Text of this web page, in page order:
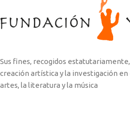
Sus fines, recogidos
creación artística y la investigación en
artes, la literatura y la música